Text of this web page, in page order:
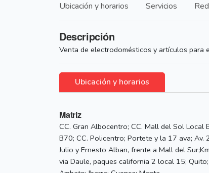
Ubicación y horarios Servicios
Descripción
Venta de electrodomésticos y artículos para
Ubicación y horarios
Matriz
CC. Gran Albocentro; CC. Mall del Sol Local
B70; CC. Policentro; Portete y la 17 ava; Av.
Julio y Ernesto Alban, frente a Mall del
via Daule, paques california 2 local 15; Quito;